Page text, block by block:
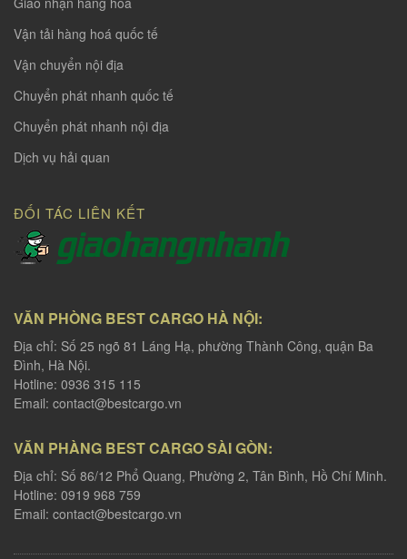
Vận tải hàng hoá quốc tế
Vận chuyển nội địa
Chuyển phát nhanh quốc tế
Chuyển phát nhanh nội địa
Dịch vụ hải quan
ĐỐI TÁC LIÊN KẾT
VĂN PHÒNG BEST CARGO HÀ NỘI:
Địa chỉ: Số 25 ngõ 81 Láng Hạ, phường Thành Công, quận Ba
Đình, Hà Nội.
Hotline: 0936 315 115
Email: contact@bestcargo.vn
VĂN PHÀNG BEST CARGO SÀI GÒN:
Địa chỉ: Số 86/12 Phổ Quang, Phường 2, Tân Bình, Hồ Chí Minh.
Hotline: 0919 968 759
Email: contact@bestcargo.vn